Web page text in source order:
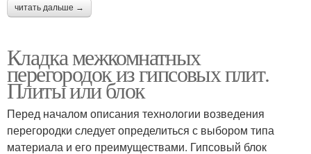
читать дальше →
Кладка межкомнатных
перегородок из гипсовых плит.
Плиты или блок
Перед началом описания технологии возведения
перегородки следует определиться с выбором типа
материала и его преимуществами. Гипсовый блок